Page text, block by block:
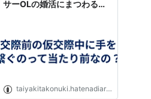
サーOLの婚活にまつわるあ
taiyakitakonuki.hatenadiary.jp